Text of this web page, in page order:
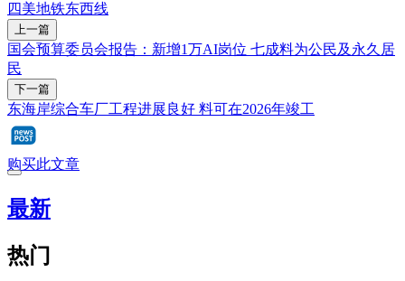
四美地铁东西线
上一篇
国会预算委员会报告：新增1万AI岗位 七成料为公民及永久居
民
下一篇
东海岸综合车厂工程进展良好 料可在2026年竣工
购买此文章
最新
热门